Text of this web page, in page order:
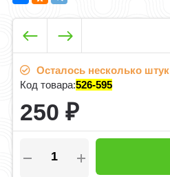
Осталось несколько штук
Код товара:526-595
250₽